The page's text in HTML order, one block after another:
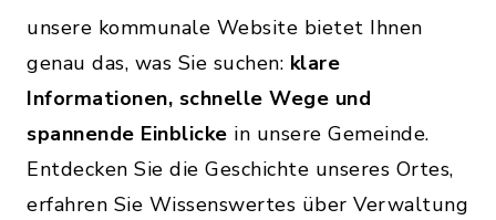
unsere kommunale Website bietet Ihnen
genau das, was Sie suchen: klare
Informationen, schnelle Wege und
spannende Einblicke in unsere Gemeinde.
Entdecken Sie die Geschichte unseres Ortes,
erfahren Sie Wissenswertes über Verwaltung